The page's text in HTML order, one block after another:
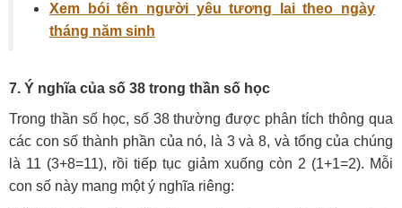
Xem bói tên người yêu tương lai theo ngày
tháng năm sinh
7. Ý nghĩa của số 38 trong thần số học
Trong thần số học, số 38 thường được phân tích thông qua
các con số thành phần của nó, là 3 và 8, và tổng của chúng
là 11 (3+8=11), rồi tiếp tục giảm xuống còn 2 (1+1=2). Mỗi
con số này mang một ý nghĩa riêng: